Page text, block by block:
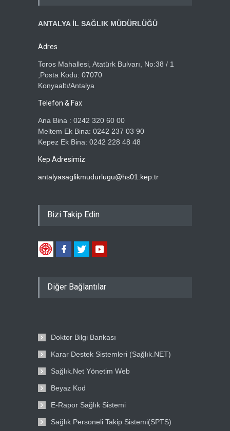
ANTALYA İL SAĞLIK MÜDÜRLÜĞÜ
Adres
Toros Mahallesi, Atatürk Bulvarı, No:38 / 1
,Posta Kodu: 07070
Konyaaltı/Antalya
Telefon & Fax
Ana Bina : 0242 320 60 00
Meltem Ek Bina: 0242 237 03 90
Kepez Ek Bina: 0242 228 48 48
Kep Adresimiz
antalyasaglikmudurlugu@hs01.kep.tr
Bizi Takip Edin
Diğer Bağlantılar
Doktor Bilgi Bankası
Karar Destek Sistemleri (Sağlık.NET)
Sağlık.Net Yönetim Web
Beyaz Kod
E-Rapor Sağlık Sistemi
Sağlık Personeli Takip Sistemi(SPTS)